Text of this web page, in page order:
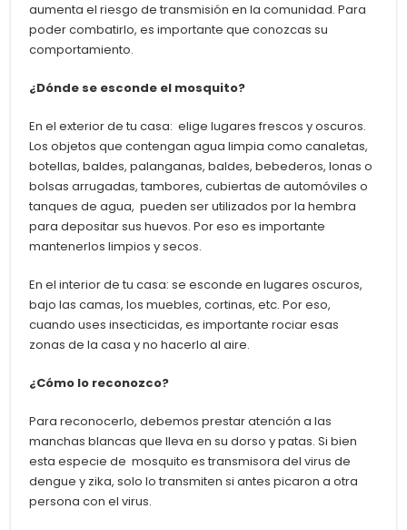
aumenta el riesgo de transmisión en la comunidad. Para
poder combatirlo, es importante que conozcas su
comportamiento.
¿Dónde se esconde el mosquito?
En el exterior de tu casa: elige lugares frescos y oscuros.
Los objetos que contengan agua limpia como canaletas,
botellas, baldes, palanganas, baldes, bebederos, lonas o
bolsas arrugadas, tambores, cubiertas de automóviles o
tanques de agua, pueden ser utilizados por la hembra
para depositar sus huevos. Por eso es importante
mantenerlos limpios y secos.
En el interior de tu casa: se esconde en lugares oscuros,
bajo las camas, los muebles, cortinas, etc. Por eso,
cuando uses insecticidas, es importante rociar esas
zonas de la casa y no hacerlo al aire.
¿Cómo lo reconozco?
Para reconocerlo, debemos prestar atención a las
manchas blancas que lleva en su dorso y patas. Si bien
esta especie de mosquito es transmisora del virus de
dengue y zika, solo lo transmiten si antes picaron a otra
persona con el virus.